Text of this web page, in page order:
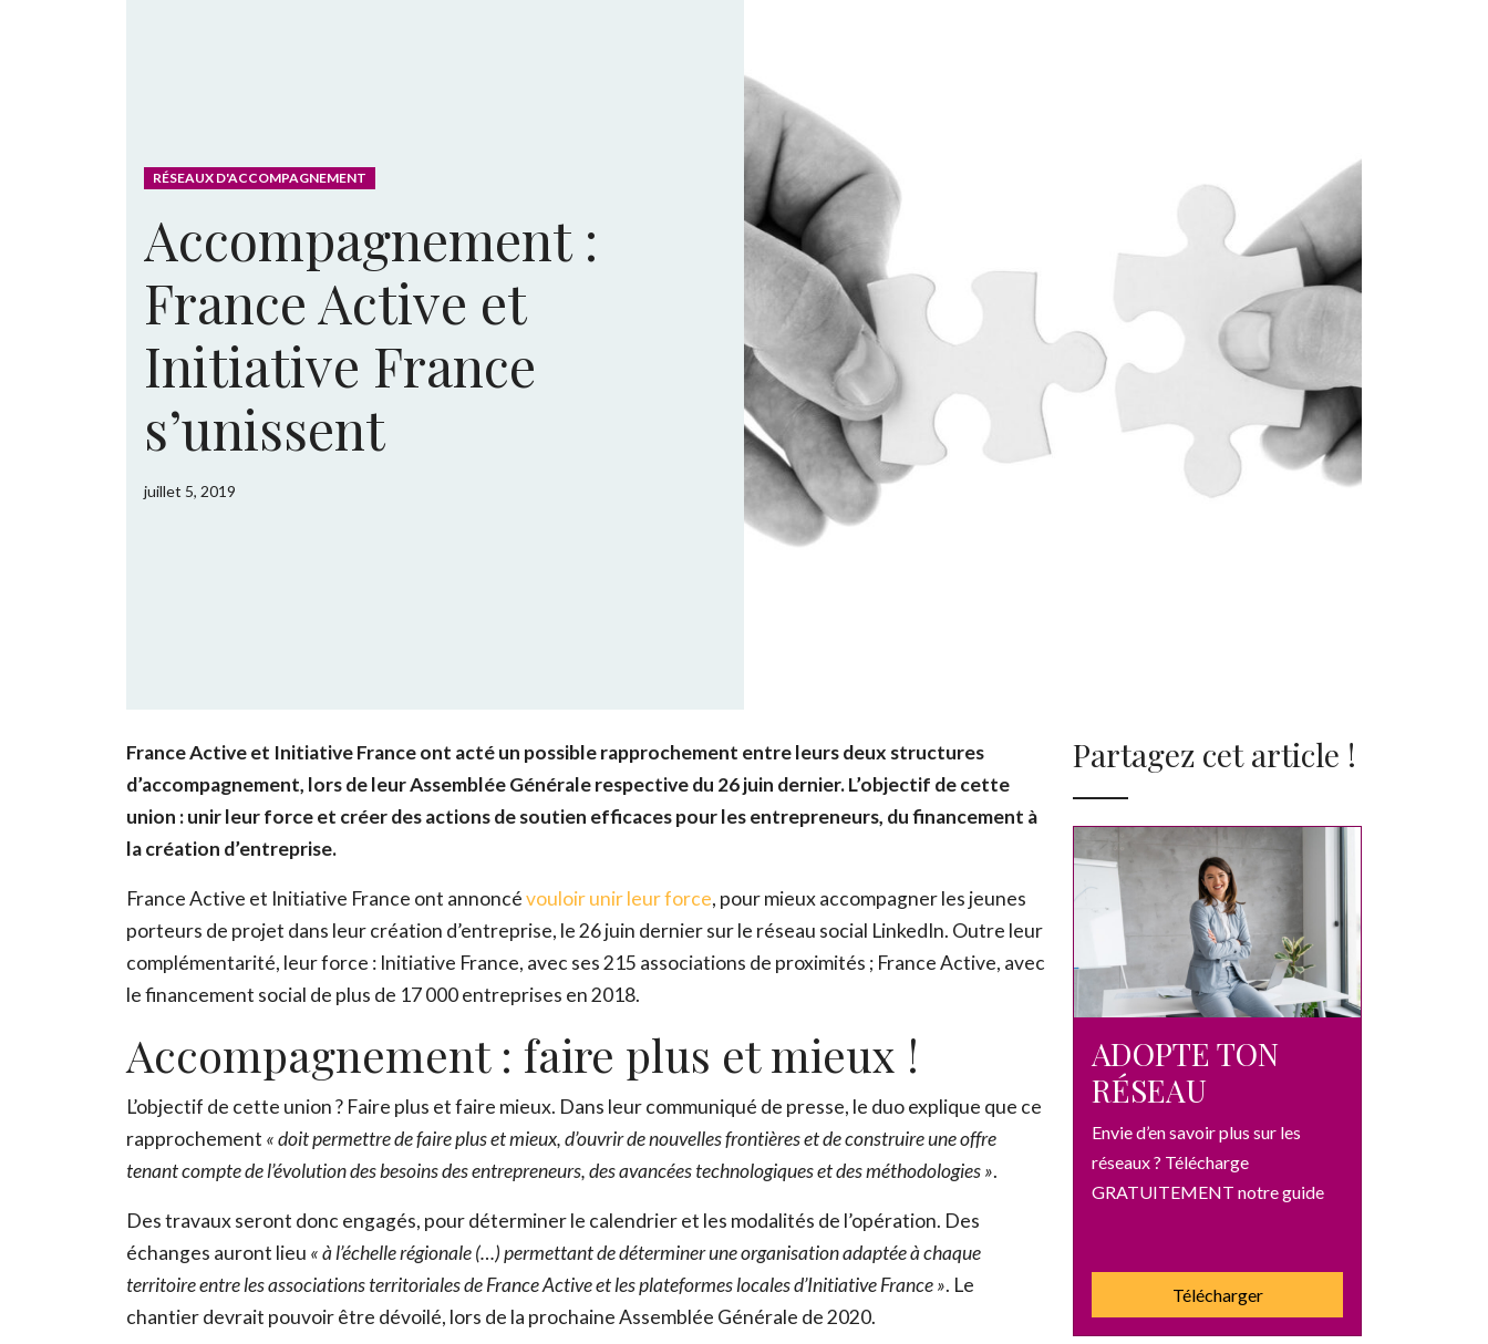
RÉSEAUX D'ACCOMPAGNEMENT
Accompagnement :
France Active et
Initiative France
s’unissent
juillet 5, 2019
France Active et Initiative France ont acté un possible rapprochement entre leurs deux structures
d’accompagnement, lors de leur Assemblée Générale respective du 26 juin dernier. L’objectif de cette
union : unir leur force et créer des actions de soutien efficaces pour les entrepreneurs, du financement à
la création d’entreprise.
France Active et Initiative France ont annoncévouloir unir leur force, pour mieux accompagner les jeunes
porteurs de projet dans leur création d’entreprise, le 26 juin dernier sur le réseau social LinkedIn. Outre leur
complémentarité, leur force : Initiative France, avec ses 215 associations de proximités ; France Active, avec
le financement social de plus de 17 000 entreprises en 2018.
Accompagnement : faire plus et mieux !
L’objectif de cette union ? Faire plus et faire mieux. Dans leur communiqué de presse, le duo explique que ce
rapprochement « doit permettre de faire plus et mieux, d’ouvrir de nouvelles frontières et de construire une offre
tenant compte de l’évolution des besoins des entrepreneurs, des avancées technologiques et des méthodologies ».
Des travaux seront donc engagés, pour déterminer le calendrier et les modalités de l’opération. Des
échanges auront lieu « à l’échelle régionale (…) permettant de déterminer une organisation adaptée à chaque
territoire entre les associations territoriales de France Active et les plateformes locales d’Initiative France ». Le
chantier devrait pouvoir être dévoilé, lors de la prochaine Assemblée Générale de 2020.
Partagez cet article !
ADOPTE TON
RÉSEAU
Envie d’en savoir plus sur les
réseaux ? Télécharge
GRATUITEMENT notre guide
Télécharger